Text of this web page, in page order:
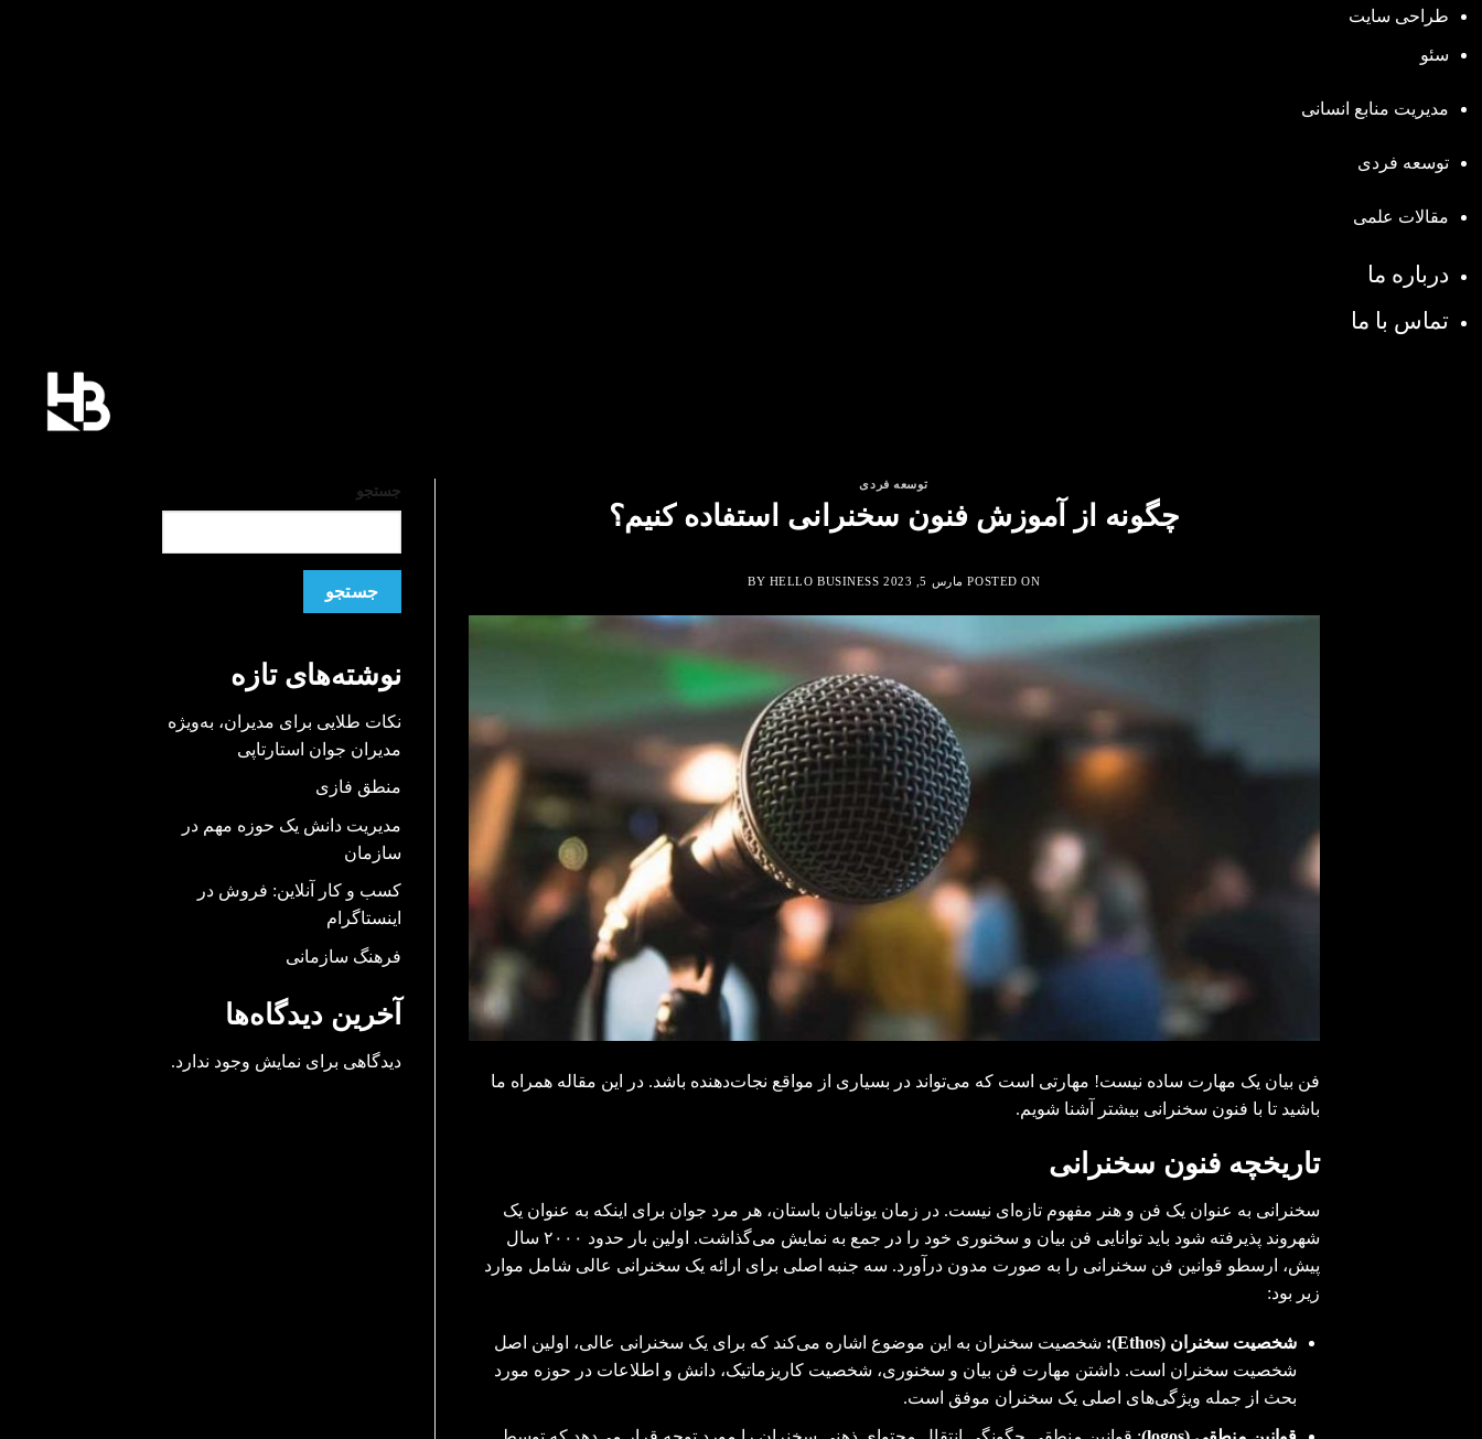
طراحی سایت
سئو
مدیریت منابع انسانی
توسعه فردی
مقالات علمی
درباره ما
تماس با ما
توسعه فردی
چگونه از آموزش فنون سخنرانی استفاده کنیم؟
POSTED ON مارس 5, 2023 BY
HELLO BUSINESS
فن بیان یک مهارت ساده نیست! مهارتی است که می‌تواند در بسیاری از مواقع نجات‌دهنده باشد. در این مقاله همراه ما
باشید تا با فنون سخنرانی بیشتر آشنا شویم.
تاریخچه فنون سخنرانی
سخنرانی به عنوان یک فن و هنر مفهوم تازه‌ای نیست. در زمان یونانیان باستان، هر مرد جوان برای اینکه به عنوان یک
شهروند پذیرفته شود باید توانایی فن بیان و سخنوری خود را در جمع به نمایش می‌گذاشت. اولین بار حدود ۲۰۰۰ سال
پیش، ارسطو قوانین فن سخنرانی را به صورت مدون درآورد. سه جنبه اصلی برای ارائه یک سخنرانی عالی شامل موارد
زیر بود:
شخصیت سخنران (Ethos):
شخصیت سخنران به این موضوع اشاره می‌کند که برای یک سخنرانی عالی، اولین اصل
شخصیت سخنران است. داشتن مهارت فن بیان و سخنوری، شخصیت کاریزماتیک، دانش و اطلاعات در حوزه مورد
بحث از جمله ویژگی‌های اصلی یک سخنران موفق است.
جستجو
جستجو
نوشته‌های تازه
نکات طلایی برای مدیران، به‌ویژه
مدیران جوان استارتاپی
منطق فازی
مدیریت دانش یک حوزه مهم در
سازمان
کسب و کار آنلاین: فروش در
اینستاگرام
فرهنگ سازمانی
آخرین دیدگاه‌ها
دیدگاهی برای نمایش وجود ندارد.